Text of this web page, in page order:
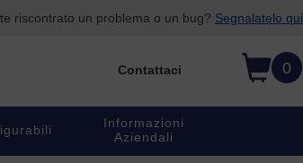
riscontrato un problema o un bug? Segnalatelo qui.
0
Contattaci
Informazioni
Aziendali